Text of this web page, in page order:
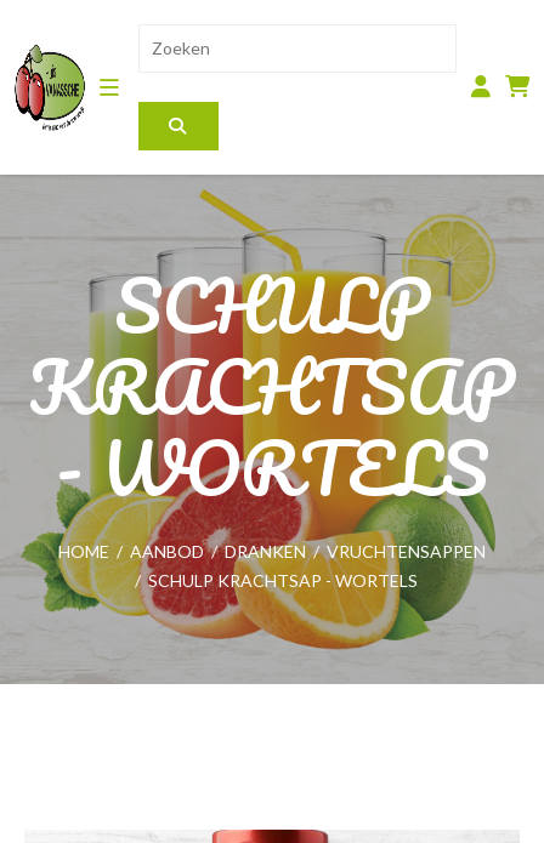
SCHULP
KRACHTSAP
- WORTELS
HOME / AANBOD / DRANKEN / VRUCHTENSAPPEN
/ SCHULP KRACHTSAP - WORTELS